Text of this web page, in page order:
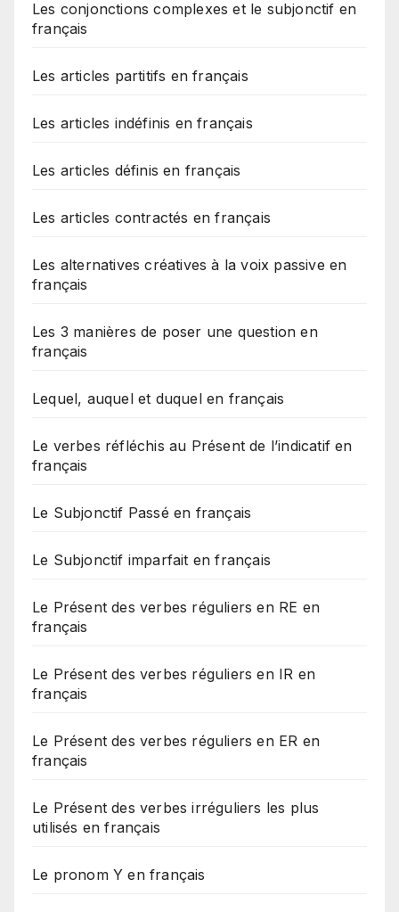
Les conjonctions complexes et le subjonctif en
français
Les articles partitifs en français
Les articles indéfinis en français
Les articles définis en français
Les articles contractés en français
Les alternatives créatives à la voix passive en
français
Les 3 manières de poser une question en
français
Lequel, auquel et duquel en français
Le verbes réfléchis au Présent de l’indicatif en
français
Le Subjonctif Passé en français
Le Subjonctif imparfait en français
Le Présent des verbes réguliers en RE en
français
Le Présent des verbes réguliers en IR en
français
Le Présent des verbes réguliers en ER en
français
Le Présent des verbes irréguliers les plus
utilisés en français
Le pronom Y en français